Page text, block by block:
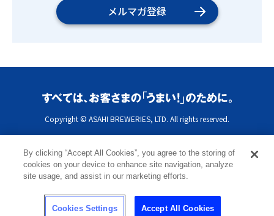
メルマガ登録
Copyright © ASAHI BREWERIES, LTD. All rights reserved.
By clicking “Accept All Cookies”, you agree to the storing of
cookies on your device to enhance site navigation, analyze
site usage, and assist in our marketing efforts.
Cookies Settings Accept All Cookies